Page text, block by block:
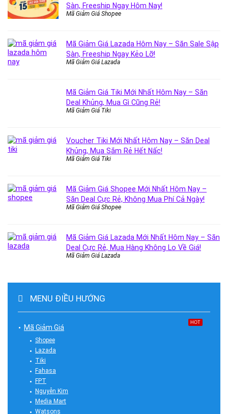
Sàn, Freeship Ngay Hôm Nay!
Mã Giảm Giá Shopee
Mã Giảm Giá Lazada Hôm Nay – Săn Sale Sập
Sàn, Freeship Ngay Kẻo Lỡ!
Mã Giảm Giá Lazada
Mã Giảm Giá Tiki Mới Nhất Hôm Nay – Săn
Deal Khủng, Mua Gì Cũng Rẻ!
Mã Giảm Giá Tiki
Voucher Tiki Mới Nhất Hôm Nay – Săn Deal
Khủng, Mua Sắm Rẻ Hết Nấc!
Mã Giảm Giá Tiki
Mã Giảm Giá Shopee Mới Nhất Hôm Nay –
Săn Deal Cực Rẻ, Không Mua Phí Cả Ngày!
Mã Giảm Giá Shopee
Mã Giảm Giá Lazada Mới Nhất Hôm Nay – Săn
Deal Cực Rẻ, Mua Hàng Không Lo Về Giá!
Mã Giảm Giá Lazada
MENU ĐIỀU HƯỚNG
Mã Giảm Giá
HOT
Shopee
Lazada
Tiki
Fahasa
FPT
Nguyễn Kim
Media Mart
Watsons